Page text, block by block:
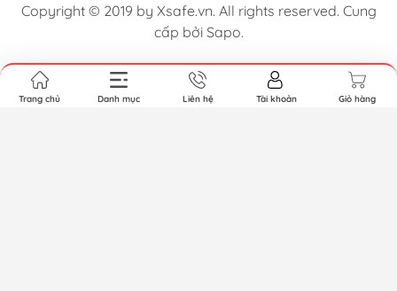
Copyright © 2019 by Xsafe.vn. All rights reserved. Cung
cấp bởi Sapo.
Trang chủ Danh mục Liên hệ Tài khoản Giỏ hàng